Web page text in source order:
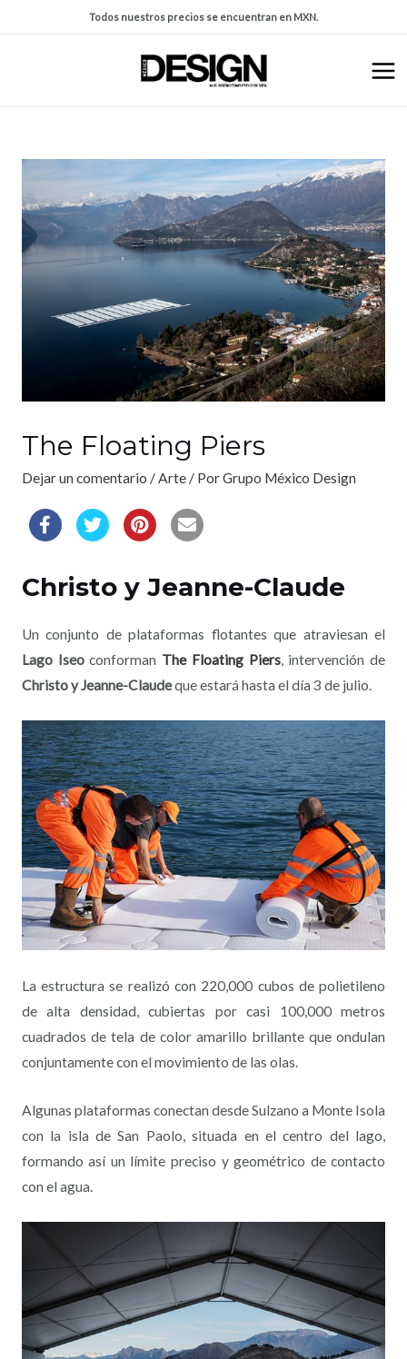
Todos nuestros precios se encuentran en MXN.
The Floating Piers
Dejar un comentario /Arte/ PorGrupo México Design
Christo y Jeanne-Claude
Un conjunto de plataformas flotantes que atraviesan el
Lago Iseoconforman The Floating Piers, intervención de
Christo y Jeanne-Claudeque estará hasta el día 3 de julio.
La estructura se realizó con 220,000 cubos de polietileno
de alta densidad, cubiertas por casi 100,000 metros
cuadrados de tela de color amarillo brillante que ondulan
conjuntamente con el movimiento de las olas.
Algunas plataformas conectan desde Sulzano a Monte Isola
con la isla de San Paolo, situada en el centro del lago,
formando así un límite preciso y geométrico de contacto
con el agua.